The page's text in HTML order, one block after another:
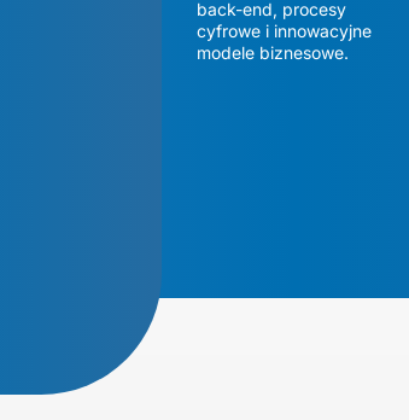
back-end, procesy
cyfrowe i innowacyjne
modele biznesowe.